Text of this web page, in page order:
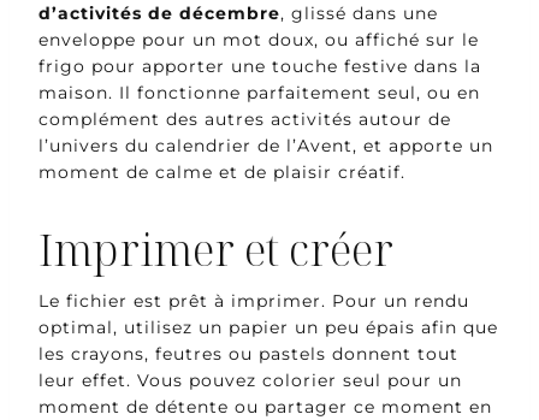
d’activités de décembre, glissé dans une
enveloppe pour un mot doux, ou affiché sur le
frigo pour apporter une touche festive dans la
maison. Il fonctionne parfaitement seul, ou en
complément des autres activités autour de
l’univers du calendrier de l’Avent, et apporte un
moment de calme et de plaisir créatif.
Imprimer et créer
Le fichier est prêt à imprimer. Pour un rendu
optimal, utilisez un papier un peu épais afin que
les crayons, feutres ou pastels donnent tout
leur effet. Vous pouvez colorier seul pour un
moment de détente ou partager ce moment en